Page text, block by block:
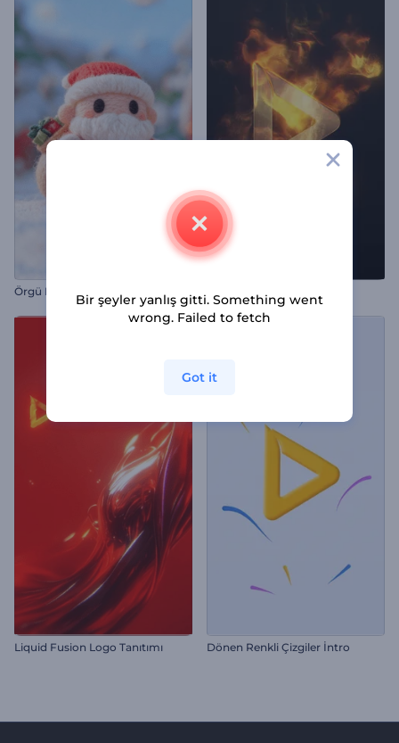
Örgü Noel Tanıtımı Alevli Logo Gösterimi
Liquid Fusion Logo Tanıtımı Dönen Renkli Çizgiler İntro
Bir şeyler yanlış gitti. Something went
wrong. Failed to fetch
Got it